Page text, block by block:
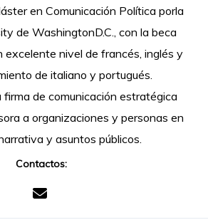
en Comunicación Política porla
de WashingtonD.C., con la beca
excelente nivel de francés, inglés y
de italiano y portugués.
de comunicación estratégica
a organizaciones y personas en
y asuntos públicos.
Contactos: